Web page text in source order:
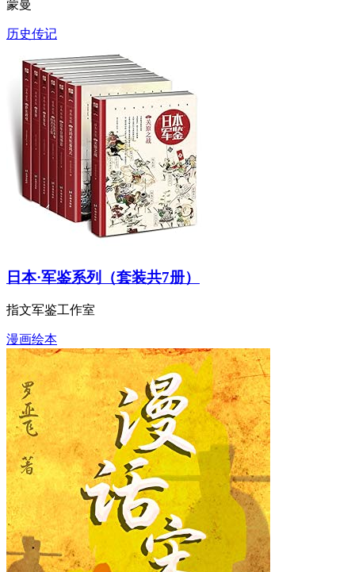
蒙曼
历史传记
日本·军鉴系列（套装共7册）
指文军鉴工作室
漫画绘本